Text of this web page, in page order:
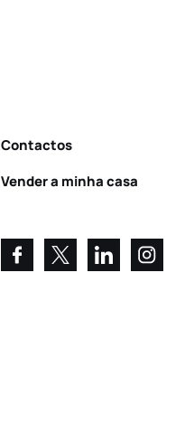
Contactos
Vender a minha casa